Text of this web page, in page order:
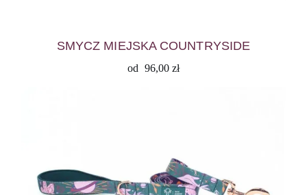
SMYCZ MIEJSKA COUNTRYSIDE
od 96,00 zł